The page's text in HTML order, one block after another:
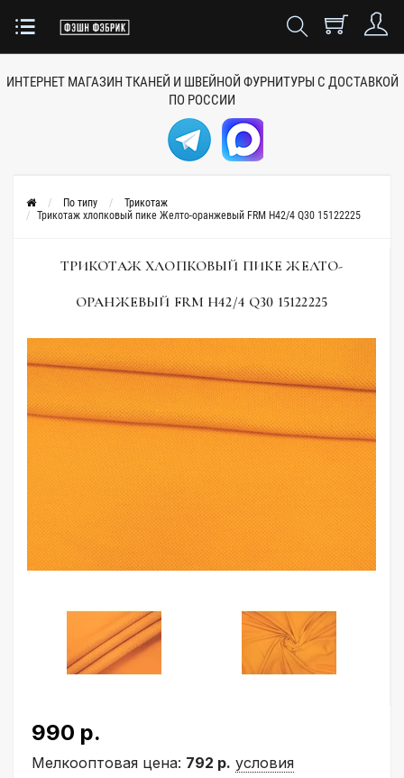
ИНТЕРНЕТ МАГАЗИН ТКАНЕЙ И ШВЕЙНОЙ ФУРНИТУРЫ С ДОСТАВКОЙ
ПО РОССИИ
По типу
Трикотаж
Трикотаж хлопковый пике Желто-оранжевый FRM H42/4 Q30 15122225
ТРИКОТАЖ ХЛОПКОВЫЙ ПИКЕ ЖЕЛТО-
ОРАНЖЕВЫЙ FRM H42/4 Q30 15122225
990 р.
Мелкооптовая цена: 792 р. условия